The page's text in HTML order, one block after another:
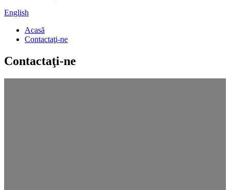
English
Acasă
Contactaţi-ne
Contactaţi-ne